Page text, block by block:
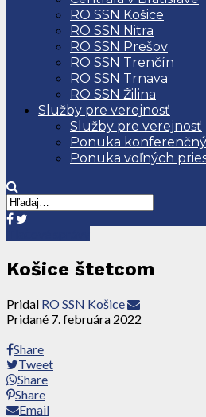
RO SSN Košice
RO SSN Nitra
RO SSN Prešov
RO SSN Trenčín
RO SSN Trnava
RO SSN Žilina
Služby pre verejnosť
Služby pre verejnosť
Ponuka
Ponuka voľných
Košice štetcom
Pridal RO SSN Košice
Pridané 7. februára 2022
Share
Tweet
Share
Share
Email